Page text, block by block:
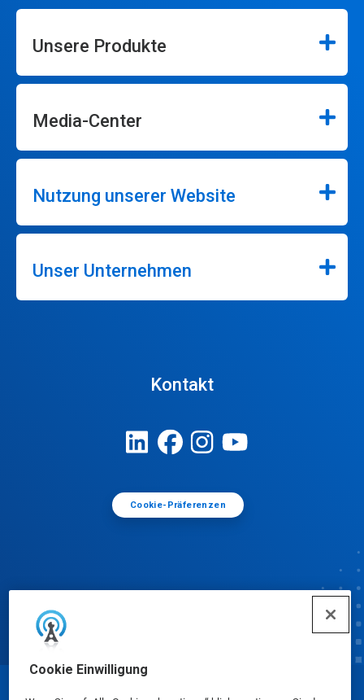
Cookie Einwilligung
Unsere Produkte
Media-Center
Nutzung unserer Website
Unser Unternehmen
Kontakt
Cookie-Präferenzen